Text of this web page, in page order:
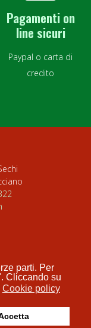
parti. Per
Cliccando su
Cookie policy
Wishlist
Pagamenti on
line sicuri
Paypal o carta di
credito